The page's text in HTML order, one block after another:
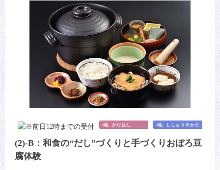
(2)-B：和食の“だし”づくりと手づくりおぼろ豆
腐体験